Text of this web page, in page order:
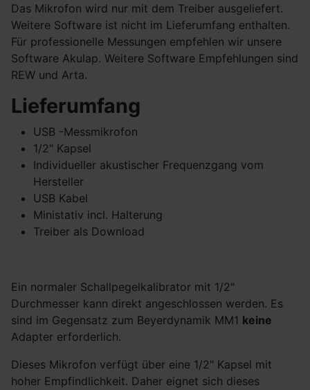
Das Mikrofon wird nur mit dem Treiber ausgeliefert.
Weitere Software ist nicht im Lieferumfang enthalten.
Für professionelle Messungen empfehlen wir unsere
Software Akulap. Weitere Software Empfehlungen sind
REW und Arta.
Lieferumfang
USB -Messmikrofon
1/2" Kapsel
Individueller akustischer Frequenzgang vom
Hersteller
USB Kabel
Ministativ incl. Halterung
Treiber als Download
Ein normaler Schallpegelkalibrator mit 1/2"
Durchmesser kann direkt angeschlossen werden. Es
sind im Gegensatz zum Beyerdynamik MM1 keine
Adapter erforderlich.
Dieses Mikrofon verfügt über eine 1/2" Kapsel mit
hoher Empfindlichkeit. Daher eignet sich dieses